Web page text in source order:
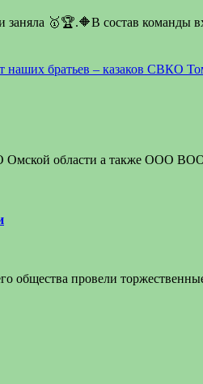
заняла 🥇🏆.🔶В состав
наших братьев – казаков СВКО
Омской области а также ООО
общества провели